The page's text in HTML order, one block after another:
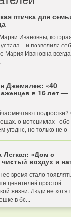
птичка для
Ивановны, которая
– и позволила
Мария Ивановна всегда
Джемилев: «40
в 16 лет —
мечтают подростки?
о мотоциклах - обо
угодно, но только не о
Легкая: «Дом с
чистый воздух и
время стало
ценителей простой
жизни. Люди не хотят
в бо...